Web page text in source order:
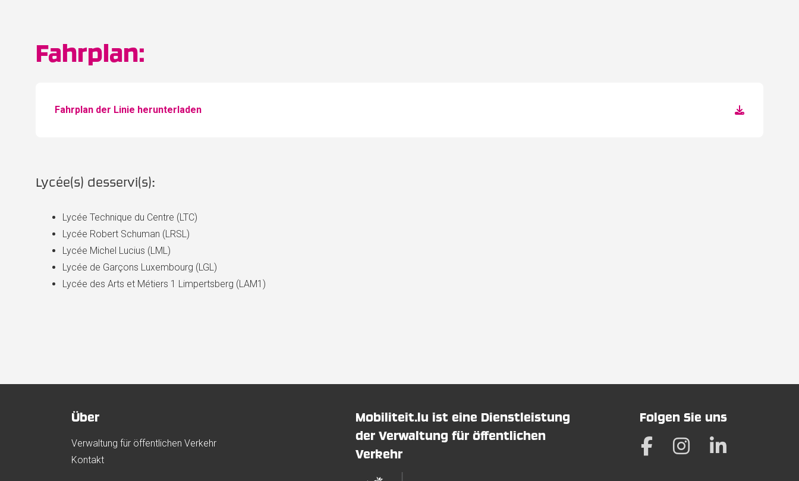
Fahrplan:
Fahrplan der Linie herunterladen
Lycée(s) desservi(s):
Lycée Technique du Centre (LTC)
Lycée Robert Schuman (LRSL)
Lycée Michel Lucius (LML)
Lycée de Garçons Luxembourg (LGL)
Lycée des Arts et Métiers 1 Limpertsberg (LAM1)
Über
Verwaltung für öffentlichen Verkehr
Kontakt
Mobiliteit.lu ist eine Dienstleistung
der Verwaltung für öffentlichen
Verkehr
Folgen Sie uns